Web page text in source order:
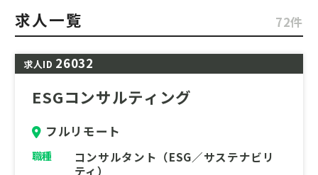
求人一覧 72件
求人ID 26032
ESGコンサルティング
フルリモート
職種
コンサルタント（ESG／サステナビリ
ティ）